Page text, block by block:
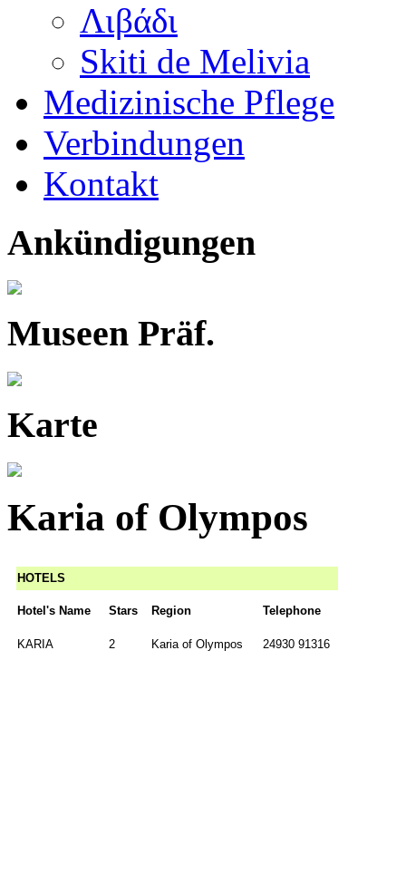
Λιβάδι
Skiti de Melivia
Medizinische Pflege
Verbindungen
Kontakt
Ankündigungen
Museen Präf.
Karte
Karia of Olympos
HOTELS
Hotel's Name Stars Region Telephone
KARIA 2 Karia of Olympos 24930 91316